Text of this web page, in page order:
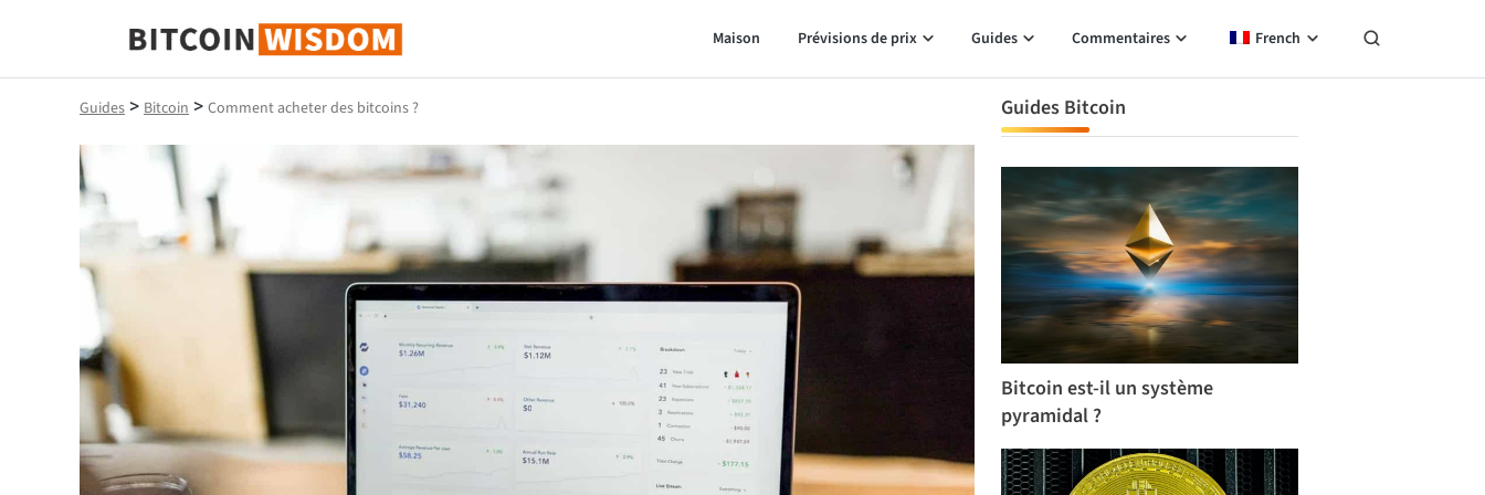
Bitcoin Sagesse
Maison Prévisions de prix Guides Commentaires French
Guides > Bitcoin > Comment acheter des bitcoins ? Guides Bitcoin
Bitcoin est-il un système
pyramidal ?